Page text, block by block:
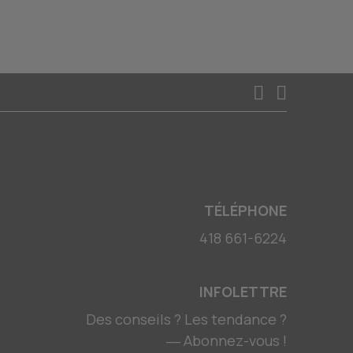
TÉLÉPHONE
418 661-6224
INFOLETTRE
Des conseils ? Les tendance ?
― Abonnez-vous !